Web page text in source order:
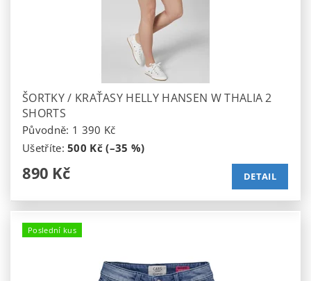
ŠORTKY / KRAŤASY HELLY HANSEN W THALIA 2
SHORTS
Původně: 1 390 Kč
Ušetříte:500 Kč (–35 %)
890 Kč DETAIL
Poslední kus